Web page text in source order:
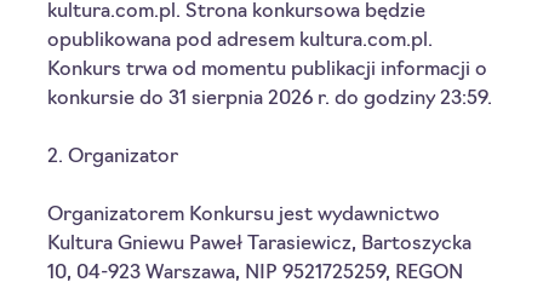
kultura.com.pl. Strona konkursowa będzie
opublikowana pod adresem kultura.com.pl.
Konkurs trwa od momentu publikacji informacji o
konkursie do 31 sierpnia 2026 r. do godziny 23:59.
2. Organizator
Organizatorem Konkursu jest wydawnictwo
Kultura Gniewu Paweł Tarasiewicz, Bartoszycka
10, 04-923 Warszawa, NIP 9521725259, REGON